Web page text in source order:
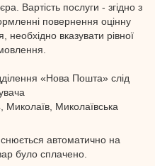
Вартість послуги - згідно з
повернення оцінну
необхідно вказувати рівної
«Нова Пошта» слід
Миколаїв, Миколаївська
автоматично на
було сплачено.